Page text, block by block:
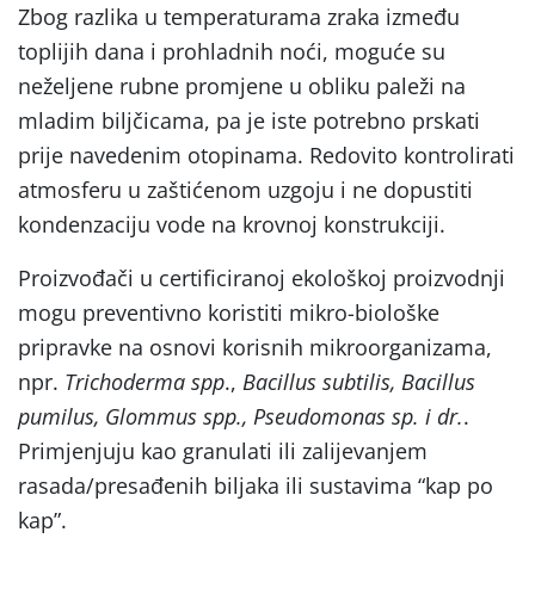
Zbog razlika u temperaturama zraka između
toplijih dana i prohladnih noći, moguće su
neželjene rubne promjene u obliku paleži na
mladim biljčicama, pa je iste potrebno prskati
prije navedenim otopinama. Redovito kontrolirati
atmosferu u zaštićenom uzgoju i ne dopustiti
kondenzaciju vode na krovnoj konstrukciji.
Proizvođači u certificiranoj ekološkoj proizvodnji
mogu preventivno koristiti mikro-biološke
pripravke na osnovi korisnih mikroorganizama,
npr. Trichoderma spp., Bacillus subtilis, Bacillus
pumilus, Glommus spp., Pseudomonas sp. i dr..
Primjenjuju kao granulati ili zalijevanjem
rasada/presađenih biljaka ili sustavima “kap po
kap”.